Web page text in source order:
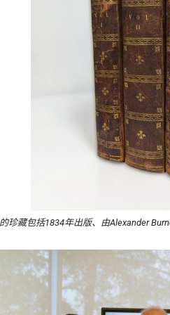
珍藏包括1834年出版、由Alexander